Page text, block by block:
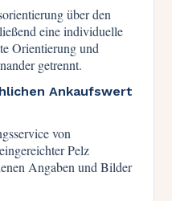
über den
eine individuelle
Orientierung und
getrennt.
Ankaufswert
von
Pelz
Angaben und Bilder